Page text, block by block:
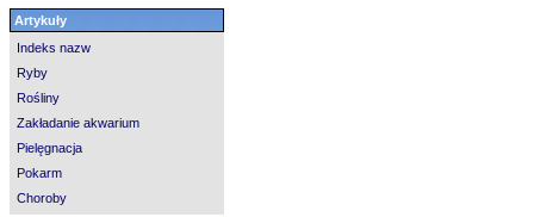
Artykuły
Indeks nazw
Ryby
Rośliny
Zakładanie akwarium
Pielęgnacja
Pokarm
Choroby